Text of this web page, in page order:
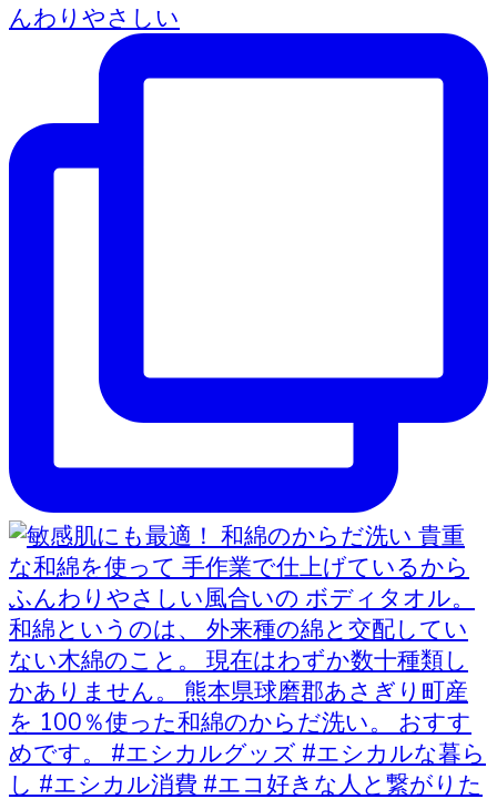
んわりやさしい